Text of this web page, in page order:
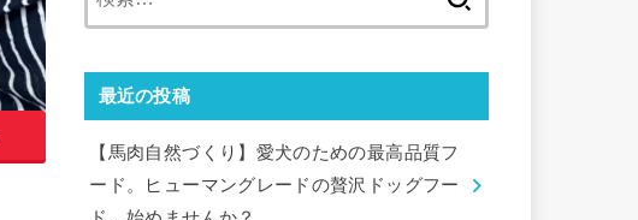
最近の投稿
【馬肉自然づくり】愛犬のための最高品質フ
ード。ヒューマングレードの贅沢ドッグフー